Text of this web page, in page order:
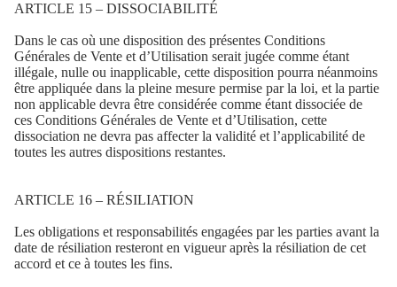
ARTICLE 15 – DISSOCIABILITÉ
Dans le cas où une disposition des présentes Conditions
Générales de Vente et d’Utilisation serait jugée comme étant
illégale, nulle ou inapplicable, cette disposition pourra néanmoins
être appliquée dans la pleine mesure permise par la loi, et la partie
non applicable devra être considérée comme étant dissociée de
ces Conditions Générales de Vente et d’Utilisation, cette
dissociation ne devra pas affecter la validité et l’applicabilité de
toutes les autres dispositions restantes.
ARTICLE 16 – RÉSILIATION
Les obligations et responsabilités engagées par les parties avant la
date de résiliation resteront en vigueur après la résiliation de cet
accord et ce à toutes les fins.